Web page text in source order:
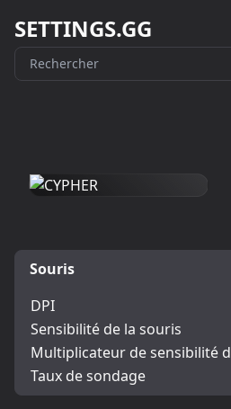
SETTINGS.GG
Souris
DPI
Sensibilité de la souris
Multiplicateur de sensibilité
Taux de sondage